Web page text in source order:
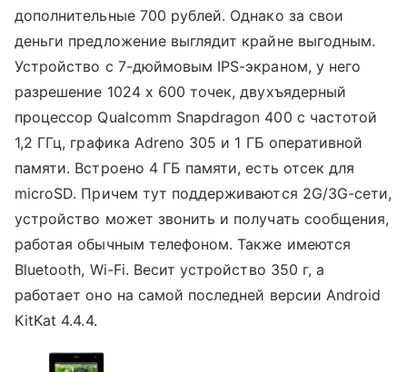
дополнительные 700 рублей. Однако за свои
деньги предложение выглядит крайне выгодным.
Устройство с 7-дюймовым IPS-экраном, у него
разрешение 1024 х 600 точек, двухъядерный
процессор Qualcomm Snapdragon 400 с частотой
1,2 ГГц, графика Adreno 305 и 1 ГБ оперативной
памяти. Встроено 4 ГБ памяти, есть отсек для
microSD. Причем тут поддерживаются 2G/3G-сети,
устройство может звонить и получать сообщения,
работая обычным телефоном. Также имеются
Bluetooth, Wi-Fi. Весит устройство 350 г, а
работает оно на самой последней версии Android
KitKat 4.4.4.